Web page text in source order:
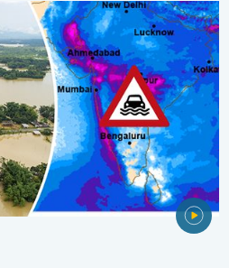
регіонах Азії. Незвичайний